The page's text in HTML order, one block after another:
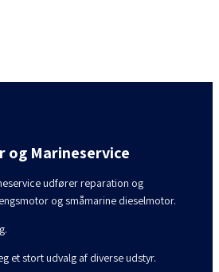
og Marineservice
udfører reparation og
og småmarine dieselmotor.
et stort udvalg af diverse udstyr.